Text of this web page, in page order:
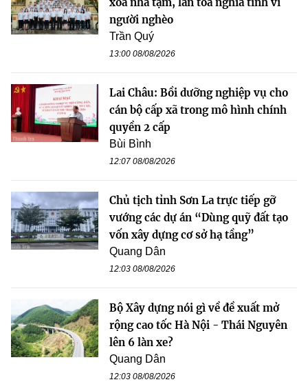
người nghèo
Trần Quý
13:00 08/08/2026
Lai Châu: Bồi dưỡng nghiệp vụ cho
cán bộ cấp xã trong mô hình chính
quyền 2 cấp
Bùi Bình
12:07 08/08/2026
Chủ tịch tỉnh Sơn La trực tiếp gỡ
vướng các dự án “Dùng quỹ đất tạo
vốn xây dựng cơ sở hạ tầng”
Quang Dân
12:03 08/08/2026
Bộ Xây dựng nói gì về đề xuất mở
rộng cao tốc Hà Nội - Thái Nguyên
lên 6 làn xe?
Quang Dân
12:03 08/08/2026